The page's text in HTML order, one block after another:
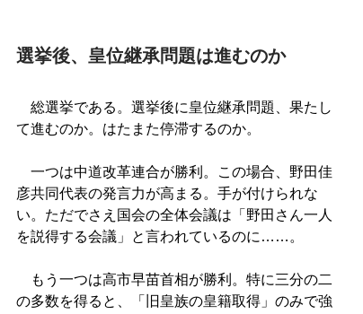
選挙後、皇位継承問題は進むのか
総選挙である。選挙後に皇位継承問題、果たし
て進むのか。はたまた停滞するのか。
一つは中道改革連合が勝利。この場合、野田佳
彦共同代表の発言力が高まる。手が付けられな
い。ただでさえ国会の全体会議は「野田さん一人
を説得する会議」と言われているのに……。
もう一つは高市早苗首相が勝利。特に三分の二
の多数を得ると、「旧皇族の皇籍取得」のみで強